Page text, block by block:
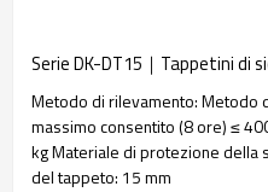
Serie DK-DT15｜Tappetini di
Metodo di rilevamento: Metodo
massimo consentito (8 ore) ≤
kg Materiale di protezione della
del tappeto: 15 mm